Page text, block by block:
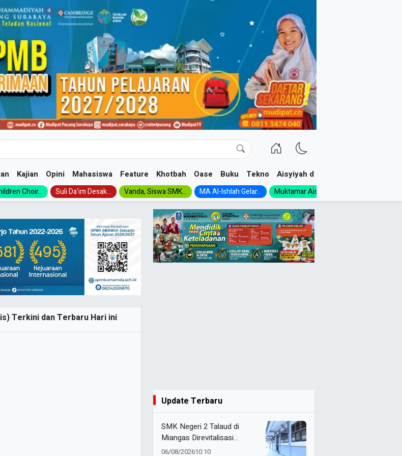
Kajian Opini Mahasiswa Feature Khotbah Oase Buku Tekno Aisyiyah dan NA
Choir... Suli Da’im Desak... Vanda, Siswa SMK... MA Al-Ishlah Gelar... Muktamar Aisyiyah 1926:...
Terkini dan Terbaru Hari ini
Update Terbaru
SMK Negeri 2 Talaud di
Miangas Direvitalisasi
Setelah 21 Tahun, Pendidikan
06/08/202610:10